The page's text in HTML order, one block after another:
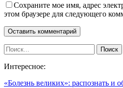
Сохраните мое имя, адрес
этом браузере для следующего
Интересное:
«Болезнь великих»: распознать и